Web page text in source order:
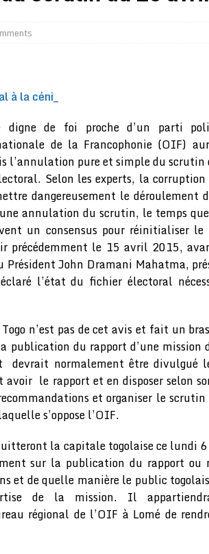
] Distribution des moustiquaires : La zone Oti-
]
] Niger : le FMI débloque une bouffée
]
Franco Baresi, légendaire défenseur de
] Benjamin Mendy a vendu aux enchères son
] Bénin : les membres du Sénat installés
A
] Projet d’investisseurs à la Fifa: l’UEFA
]
Mali : au moins 19 soldats exécutés,
] Hervé Renard devient sélectionneur des
digne de foi proche d’un parti
de la Francophonie (OIF)
l’annulation pure et simple du
Selon les experts, la
dangereusement le
annulation du scrutin, le temps
un consensus pour réinitialiser le
précédemment le 15 avril 2015,
Président John Dramani Mahatma,
l’état du fichier électoral
n’est pas de cet avis et fait un
publication du rapport d’une mission
devrait normalement être divulgué
le rapport et en disposer selon
et organiser le
s’oppose l’OIF.
la capitale togolaise ce lundi
sur la publication du rapport ou
et de quelle manière le public
de la mission. Il
régional de l’OIF à Lomé de